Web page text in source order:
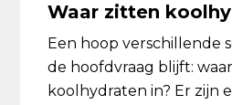
Waar zitten
Een hoop verschillende
de hoofdvraag blijft:
koolhydraten in? Er zijn